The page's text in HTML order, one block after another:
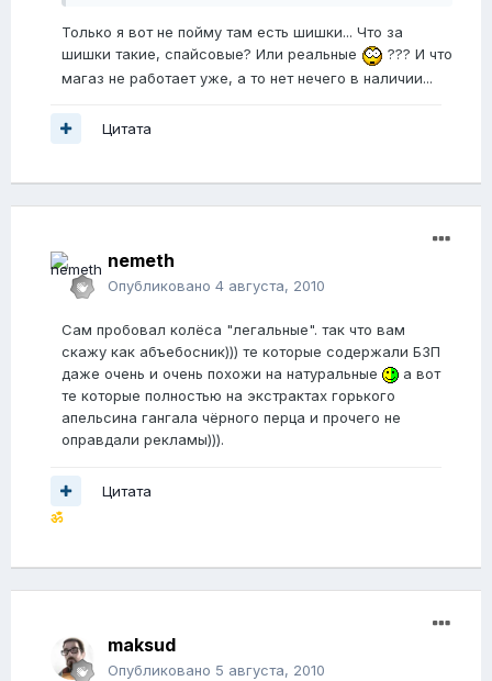
Только я вот не пойму там есть шишки... Что за
шишки такие, спайсовые? Или реальные
??? И что
магаз не работает уже, а то нет нечего в наличии...
Цитата
nemeth
Опубликовано 4 августа, 2010
Сам пробовал колёса "легальные". так что вам
скажу как абъебосник))) те которые содержали БЗП
даже очень и очень похожи на натуральные
а вот
те которые полностью на экстрактах горького
апельсина гангала чёрного перца и прочего не
оправдали рекламы))).
Цитата
ॐ
maksud
Опубликовано 5 августа, 2010